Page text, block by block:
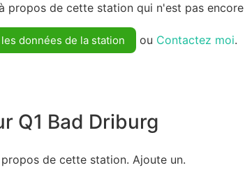
propos de cette station qui n'est pas encore
données de la station ou Contactez moi.
Q1 Bad Driburg
de cette station. Ajoute un.